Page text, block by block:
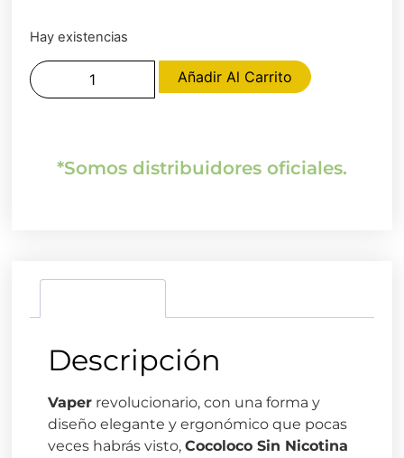
Hay existencias
Añadir Al Carrito
*Somos distribuidores oficiales.
Descripción
Vaper revolucionario, con una forma y
diseño elegante y ergonómico que pocas
veces habrás visto,Cocoloco Sin Nicotina